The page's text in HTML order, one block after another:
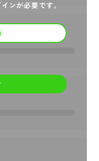
ンが必要です。